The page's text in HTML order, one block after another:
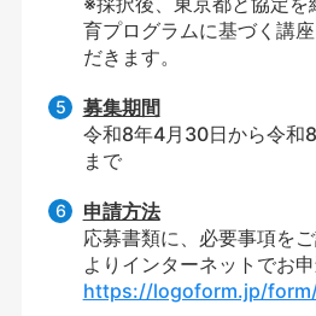
育プログラムに基づく講
だきます。
募集期間
令和8年4月30日から令和
まで
申請方法
応募書類に、必要事項を
よりインターネットでお申
https://logoform.jp/